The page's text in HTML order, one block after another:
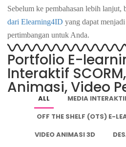
Sebelum ke pembahasan lebih lanjut,
dari Elearning4ID yang dapat
pertimbangan untuk Anda.
Portfolio E-
Interaktif
Animasi, Video
ALL
MEDIA
OFF THE SHELF (OTS) E-
VIDEO ANIMASI 3D